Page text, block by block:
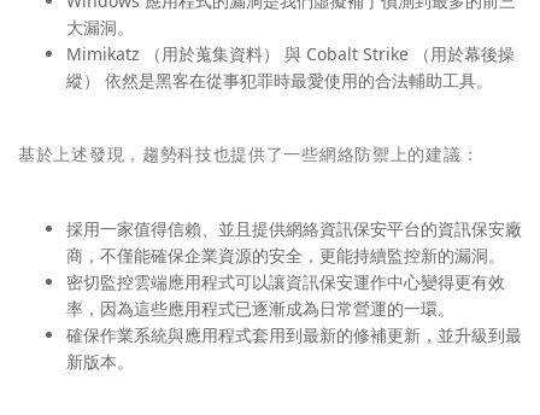
大漏洞。
Mimikatz （用於蒐集資料） 與 Cobalt Strike （用於幕後操
縱） 依然是黑客在從事犯罪時最愛使用的合法輔助工具。
基於上述發現，趨勢科技也提供了一些網絡防禦上的建議：
採用一家值得信賴、並且提供網絡資訊保安平台的資訊保安廠
商，不僅能確保企業資源的安全，更能持續監控新的漏洞。
密切監控雲端應用程式可以讓資訊保安運作中心變得更有效
率，因為這些應用程式已逐漸成為日常營運的一環。
確保作業系統與應用程式套用到最新的修補更新，並升級到最
新版本。